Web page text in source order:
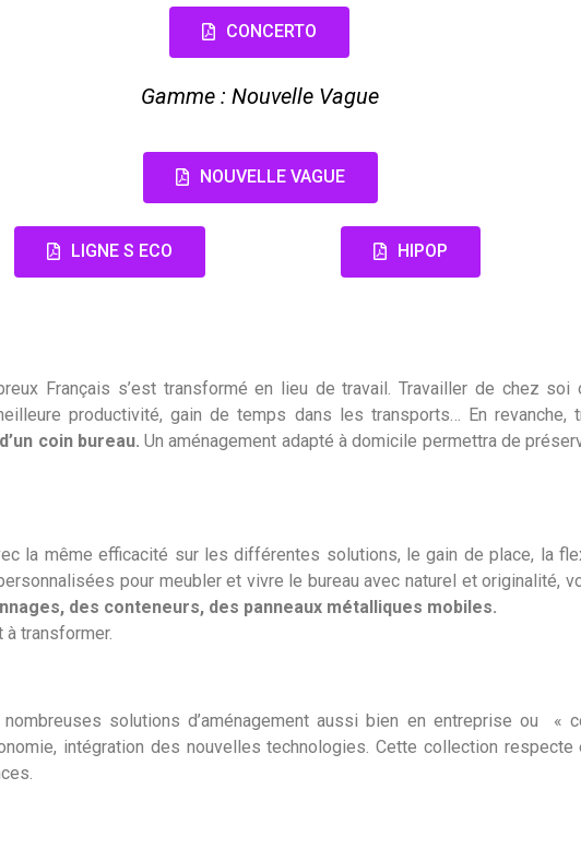
CONCERTO
Gamme : Nouvelle Vague
NOUVELLE VAGUE
LIGNE S ECO HIPOP
Français s’est transformé en lieu de travail. Travailler de chez soi
productivité, gain de temps dans les transports… En revanche,
d’un coin bureau.Un aménagement adapté à domicile permettra de
la même efficacité sur les différentes solutions, le gain de place, la
pour meubler et vivre le bureau avec naturel et originalité,
des conteneurs, des panneaux métalliques mobiles.
transformer.
solutions d’aménagement aussi bien en entreprise ou «
intégration des nouvelles technologies. Cette collection